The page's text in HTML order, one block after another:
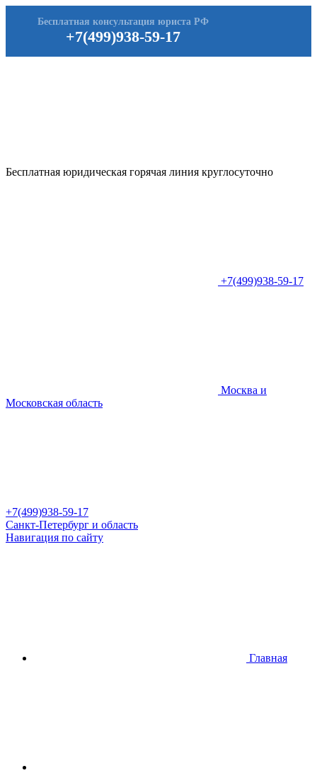
+7(499)938-59-17
Бесплатная консультация юриста РФ
Бесплатная юридическая горячая линия круглосуточно
+7(499)938-59-17
Москва и
Московская область
+7(499)938-59-17
Санкт-Петербург и область
Навигация по сайту
Главная